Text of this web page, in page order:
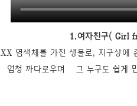
1.여자친구( Girl
XX 염색체를 가진 생물로, 지구상에
엄청 까다로우며 그 누구도 쉽게